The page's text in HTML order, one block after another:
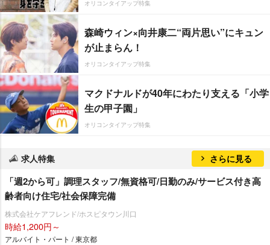
オリコンタイアップ特集
森崎ウィン×向井康二“両片思い”にキュン
が止まらん！
オリコンタイアップ特集
マクドナルドが40年にわたり支える「小学
生の甲子園」
オリコンタイアップ特集
求人特集 さらに見る
「週2から可」調理スタッフ/無資格可/日勤のみ/サービス付き高
齢者向け住宅/社会保障完備
株式会社ケアフレンド/ホスピタウン川口
時給1,200円～
アルバイト・パート / 東京都